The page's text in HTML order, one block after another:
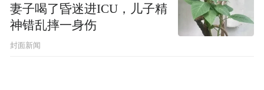
妻子喝了昏迷进ICU，儿子精
神错乱摔一身伤
封面新闻